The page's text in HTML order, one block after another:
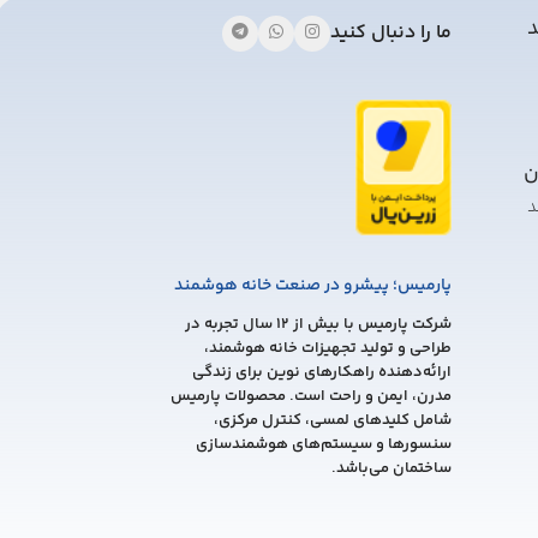
ما را دنبال کنید
پارمیس؛ پیشرو در صنعت خانه هوشمند
شرکت پارمیس با بیش از 12 سال تجربه در
طراحی و تولید تجهیزات خانه هوشمند،
ارائه‌دهنده راهکارهای نوین برای زندگی
مدرن، ایمن و راحت است. محصولات پارمیس
شامل کلیدهای لمسی، کنترل مرکزی،
سنسورها و سیستم‌های هوشمندسازی
ساختمان می‌باشد.